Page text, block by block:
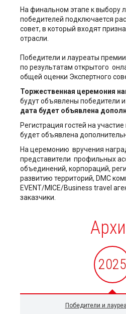
На финальном этапе к выбору
победителей подключается
совет, в который входят
отрасли.
Победители и лауреаты
по результатам открытого
общей оценки Экспертного
Торжественная церемония
будут объявлены победители
дата будет объявлена
Регистрация гостей на
будет объявлена
На церемонию вручения
представители профильных
объединений, корпораций,
развитию территорий, DMC
EVENT/MICE/Business travel
заказчики.
2025
Победители и